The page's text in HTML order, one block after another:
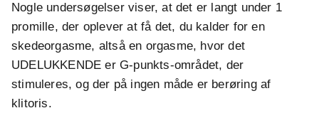
Nogle undersøgelser viser, at det er langt under 1
promille, der oplever at få det, du kalder for en
skedeorgasme, altså en orgasme, hvor det
UDELUKKENDE er G-punkts-området, der
stimuleres, og der på ingen måde er berøring af
klitoris.